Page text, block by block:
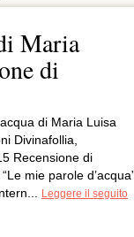
Maria
di
di Maria Luisa
Divinafollia,
Recensione di
mie parole
Leggere il seguito